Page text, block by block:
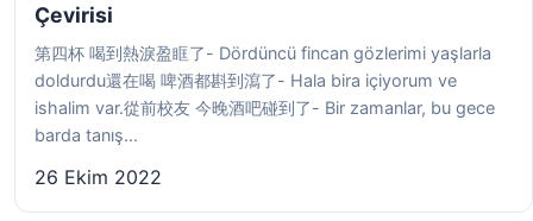
Çevirisi
第四杯 喝到熱淚盈眶了- Dördüncü fincan gözlerimi yaşlarla
doldurdu還在喝 啤酒都斟到瀉了- Hala bira içiyorum ve
ishalim var.從前校友 今晚酒吧碰到了- Bir zamanlar, bu gece
barda tanış...
26 Ekim 2022